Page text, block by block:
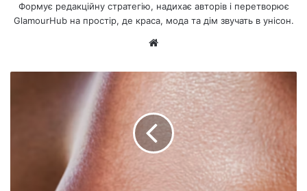
Формує редакційну стратегію, надихає авторів і перетворює
GlamourHub на простір, де краса, мода та дім звучать в унісон.
са
йт